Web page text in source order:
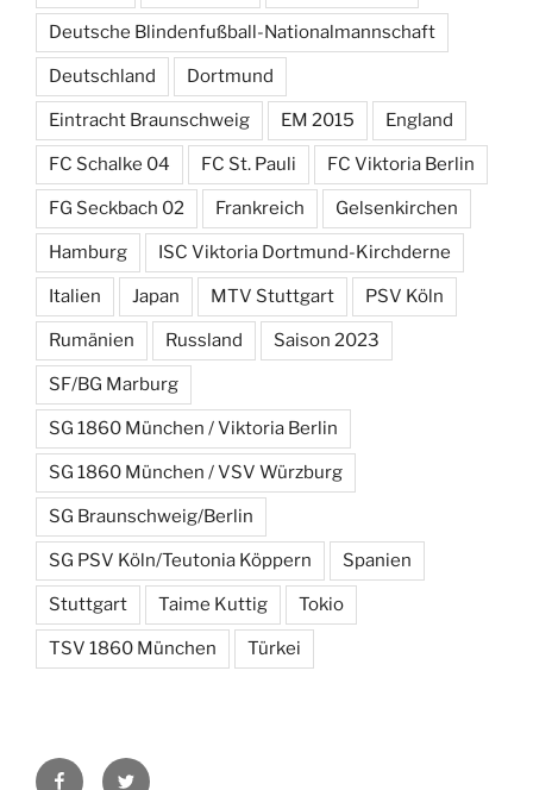
Deutsche Blindenfußball-Nationalmannschaft
Deutschland Dortmund
Eintracht Braunschweig EM 2015 England
FC Schalke 04 FC St. Pauli FC Viktoria Berlin
FG Seckbach 02 Frankreich Gelsenkirchen
Hamburg ISC Viktoria Dortmund-Kirchderne
Italien Japan MTV Stuttgart PSV Köln
Rumänien Russland Saison 2023
SF/BG Marburg
SG 1860 München / Viktoria Berlin
SG 1860 München / VSV Würzburg
SG Braunschweig/Berlin
SG PSV Köln/Teutonia Köppern Spanien
Stuttgart Taime Kuttig Tokio
TSV 1860 München Türkei
FacebookTwitter